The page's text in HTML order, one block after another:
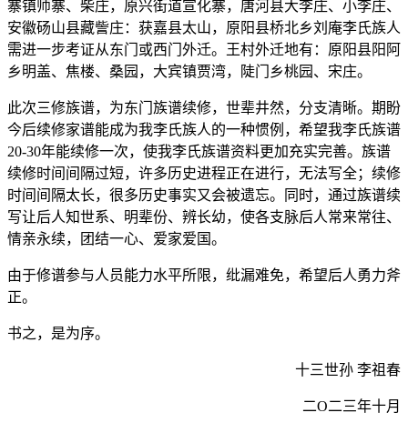
寨镇师寨、柴庄，原兴街道宣化寨，唐河县大李庄、小李庄、
安徽砀山县藏訾庄：获嘉县太山，原阳县桥北乡刘庵李氏族人
需进一步考证从东门或西门外迁。王村外迁地有：原阳县阳阿
乡明盖、焦楼、桑园，大宾镇贾湾，陡门乡桃园、宋庄。
此次三修族谱，为东门族谱续修，世辈井然，分支清晰。期盼
今后续修家谱能成为我李氏族人的一种惯例，希望我李氏族谱
20-30年能续修一次，使我李氏族谱资料更加充实完善。族谱
续修时间间隔过短，许多历史进程正在进行，无法写全；续修
时间间隔太长，很多历史事实又会被遗忘。同时，通过族谱续
写让后人知世系、明辈份、辨长幼，使各支脉后人常来常往、
情亲永续，团结一心、爱家爱国。
由于修谱参与人员能力水平所限，纰漏难免，希望后人勇力斧
正。
书之，是为序。
十三世孙 李祖春
二O二三年十月